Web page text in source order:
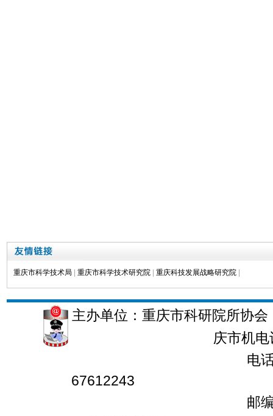
重庆市科学技术局 重庆市科学技术研究院 重庆科技发展战略研究院
主办单位：重庆市科研院所协
庆市机
电话：023-
67612243
邮编：